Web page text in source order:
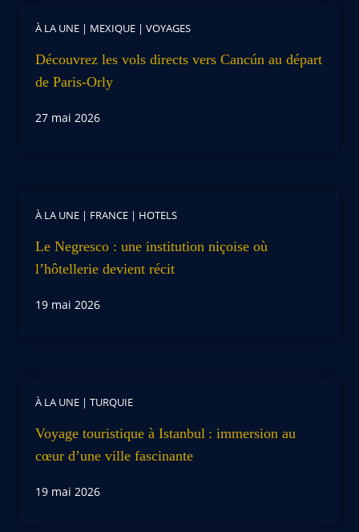
À LA UNE | MEXIQUE | VOYAGES
Découvrez les vols directs vers Cancún au départ
de Paris-Orly
27 mai 2026
À LA UNE | FRANCE | HOTELS
Le Negresco : une institution niçoise où
l’hôtellerie devient récit
19 mai 2026
À LA UNE | TURQUIE
Voyage touristique à Istanbul : immersion au
cœur d’une ville fascinante
19 mai 2026